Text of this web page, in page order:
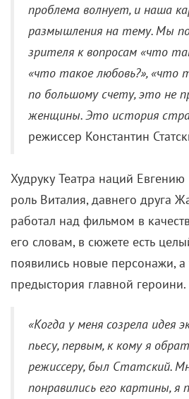
проблема волнует, и наша
размышления на тему. Мы
зрителя к вопросам «что
«что такое любовь?», «что
по большому счету, это не
женщины. Это история
режиссер Константин
Худруку Театра наций
роль Виталия, давнего друга
работал над фильмом в
его словам, в сюжете есть
появились новые персонажи,
предыстория главной героини.
«Когда у меня созрела идея
пьесу, первым, к кому я
режиссеру, был Статский.
понравились его картины, я